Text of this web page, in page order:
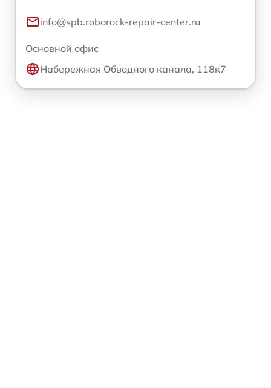
info@spb.roborock-repair-center.ru
Основной офис
Набережная Обводного канала, 118к7